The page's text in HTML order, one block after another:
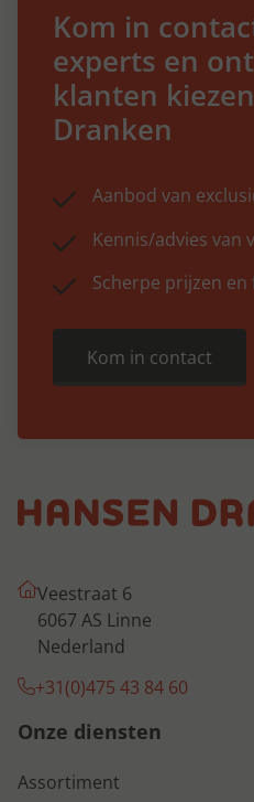
Kom in
experts en
klanten
Dranken
Aanbod van
Kennis/advies van
Scherpe prijzen
Kom in contact
Veestraat 6
6067 AS Linne
Nederland
+31(0)475 43 84 60
Onze diensten
Assortiment